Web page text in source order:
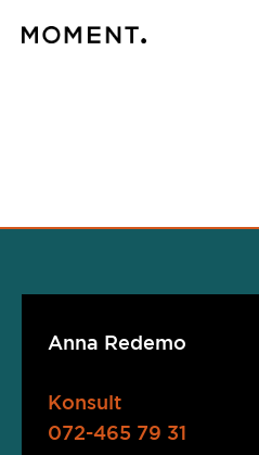
Anna Redemo
Konsult
072-465 79 31